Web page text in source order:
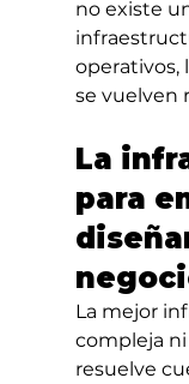
no existe
operativos,
se vuelven
La
para
La mejor
compleja ni
resuelve